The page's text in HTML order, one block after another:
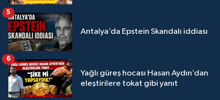
Antalya’da Epstein Skandalı iddiası
5
Yağlı güreş hocası Hasan Aydın’dan
eleştirilere tokat gibi yanıt
6